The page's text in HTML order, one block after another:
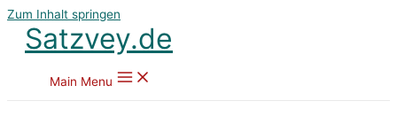
Zum Inhalt springen
Satzvey.de
Main Menu